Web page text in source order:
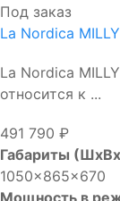
Под заказ
La Nordica
La Nordica
относится к ...
491 790 ₽
Габариты
1050x865x670
Мощность в